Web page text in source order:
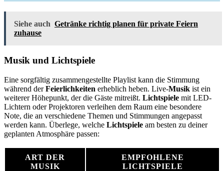
Siehe auch Getränke richtig planen für private Feiern
zuhause
Musik und Lichtspiele
Eine sorgfältig zusammengestellte Playlist kann die Stimmung
während derFeierlichkeiten erheblich heben. Live-Musik ist ein
weiterer Höhepunkt, der die Gäste mitreißt. Lichtspiele mit LED-
Lichtern oder Projektoren verleihen dem Raum eine besondere
Note, die an verschiedene Themen und Stimmungen angepasst
werden kann. Überlege, welche Lichtspiele am besten zu deiner
geplanten Atmosphäre passen:
ART DER
MUSIK
EMPFOHLENE
LICHTSPIELE